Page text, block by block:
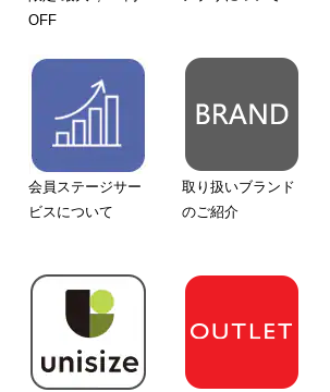
OFF
会員ステージサー
ビスについて
取り扱いブランド
のご紹介